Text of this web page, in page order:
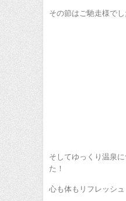
その節はご馳走様でし
そしてゆっくり温泉
た！
心も体もリフレッシ